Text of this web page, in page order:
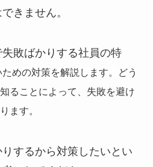
きません。
敗ばかりする社員の特
めの対策を解説します。
どう
ることによって、失敗を避け
ます。
するから対策したいとい